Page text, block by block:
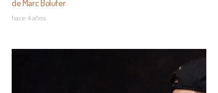
de Marc Bolufer
hace 4 años